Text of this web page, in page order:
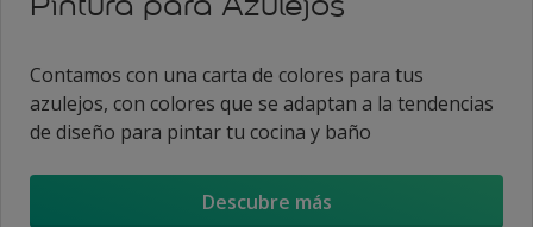
Contamos con una carta de colores para tus
azulejos, con colores que se adaptan a la tendencias
de diseño para pintar tu cocina y baño
Descubre más